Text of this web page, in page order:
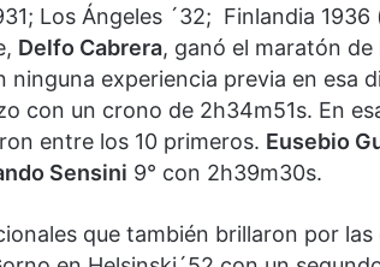
Los Ángeles ´32; Finlandia 1936
Delfo Cabrera, ganó el maratón de
ninguna experiencia previa en esa
con un crono de 2h34m51s. En
entre los 10 primeros. Eusebio
Sensini 9° con 2h39m30s.
que también brillaron por las